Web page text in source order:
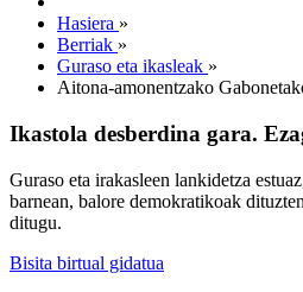
Hasiera »
Berriak »
Guraso eta ikasleak »
Aitona-amonentzako
Ikastola desberdina gara.
Guraso eta irakasleen lankidetza
barnean, balore demokratikoak
ditugu.
Bisita birtual gidatua